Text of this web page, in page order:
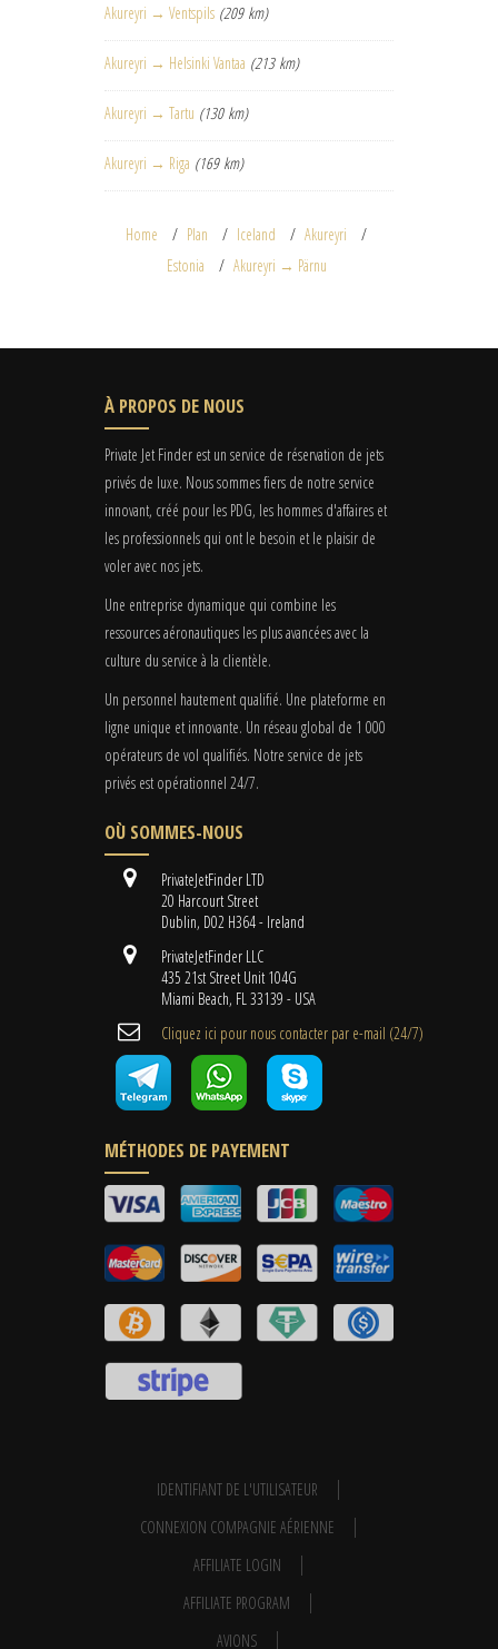
Akureyri → Ventspils (209 km)
Akureyri → Helsinki Vantaa (213 km)
Akureyri → Tartu (130 km)
Akureyri → Riga (169 km)
Home Plan Iceland
Akureyri
Estonia
Akureyri → Pärnu
À PROPOS DE NOUS
Private Jet Finder est un service de réservation de jets
privés de luxe. Nous sommes fiers de notre service
innovant, créé pour les PDG, les hommes d'affaires et
les professionnels qui ont le besoin et le plaisir de
voler avec nos jets.
Une entreprise dynamique qui combine les
ressources aéronautiques les plus avancées avec la
culture du service à la clientèle.
Un personnel hautement qualifié. Une plateforme en
ligne unique et innovante. Un réseau global de 1 000
opérateurs de vol qualifiés. Notre service de jets
privés est opérationnel 24/7.
OÙ SOMMES-NOUS
PrivateJetFinder LTD
20 Harcourt Street
Dublin, D02 H364 - Ireland
PrivateJetFinder LLC
435 21st Street Unit 104G
Miami Beach, FL 33139 - USA
Cliquez ici pour nous contacter par e-mail (24/7)
MÉTHODES DE PAYEMENT
IDENTIFIANT DE L'UTILISATEUR
CONNEXION COMPAGNIE AÉRIENNE
AFFILIATE LOGIN
AFFILIATE PROGRAM
AVIONS